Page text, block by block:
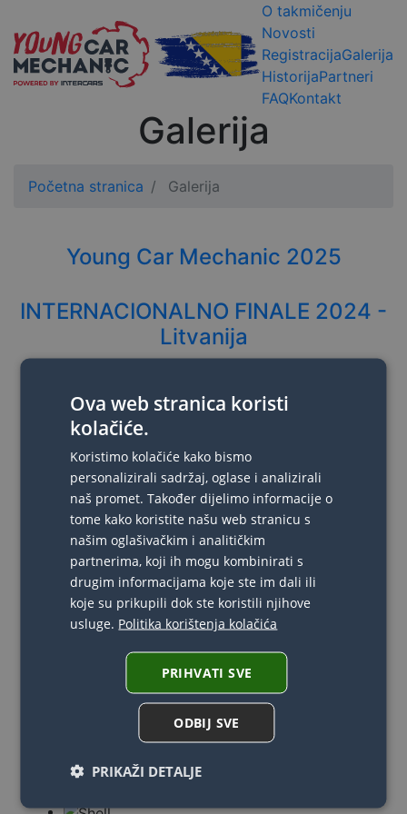
O takmičenju
Novosti
RegistracijaGalerija
HistorijaPartneri
FAQKontakt
Galerija
Početna stranica Galerija
Young Car Mechanic 2025
INTERNACIONALNO FINALE 2024 -
Litvanija
INTERNACIONALNO FINALE 2023 -
Mađarska
INTERNACIONALNO Finale 2022 -
Mađarska
ORGANIZATORI
TAKMIČENJA
MEĐUNARODNI
PARTNERI
Ova web stranica koristi
kolačiće.
Koristimo kolačiće kako bismo
personalizirali sadržaj, oglase i analizirali
naš promet. Također dijelimo informacije o
tome kako koristite našu web stranicu s
našim oglašivačkim i analitičkim
partnerima, koji ih mogu kombinirati s
drugim informacijama koje ste im dali ili
koje su prikupili dok ste koristili njihove
usluge. Politika korištenja kolačića
PRIHVATI SVE
ODBIJ SVE
PRIKAŽI DETALJE